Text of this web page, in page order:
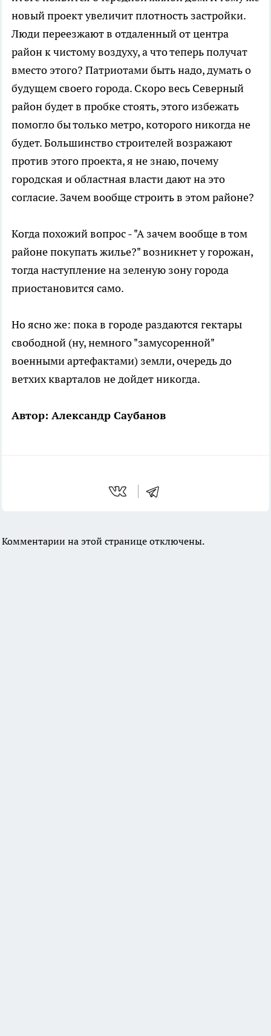
новый проект увеличит плотность застройки.
Люди переезжают в отдаленный от центра
район к чистому воздуху, а что теперь получат
вместо этого? Патриотами быть надо, думать о
будущем своего города. Скоро весь Северный
район будет в пробке стоять, этого избежать
помогло бы только метро, которого никогда не
будет. Большинство строителей возражают
против этого проекта, я не знаю, почему
городская и областная власти дают на это
согласие. Зачем вообще строить в этом районе?
Когда похожий вопрос - "А зачем вообще в том
районе покупать жилье?" возникнет у горожан,
тогда наступление на зеленую зону города
приостановится само.
Но ясно же: пока в городе раздаются гектары
свободной (ну, немного "замусоренной"
военными артефактами) земли, очередь до
ветхих кварталов не дойдет никогда.
Автор: Александр Саубанов
Комментарии на этой странице отключены.